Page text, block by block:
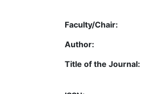
Faculty/Chair:
Author:
Title of the Journal: